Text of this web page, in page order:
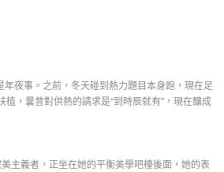
夜事。之前，冬天碰到熱力題目本身跑，現在足
植，曩昔對供熱的請求是“到時辰就有”，現在釀成
義者，正坐在她的平衡美學吧檯後面，她的表